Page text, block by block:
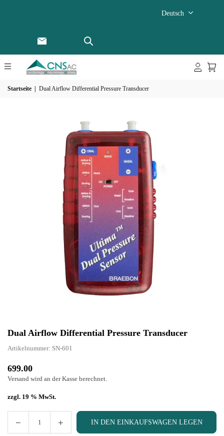
Deutsch
Startseite Dual Airflow Differential Pressure Transducer
Dual Airflow Differential Pressure Transducer
Artikelnummer: SN-601
Normaler
Preis
699.00
Versand wird an der Kasse berechnet.
zzgl. 19 % MwSt.
Menge IN DEN EINKAUFSWAGEN LEGEN